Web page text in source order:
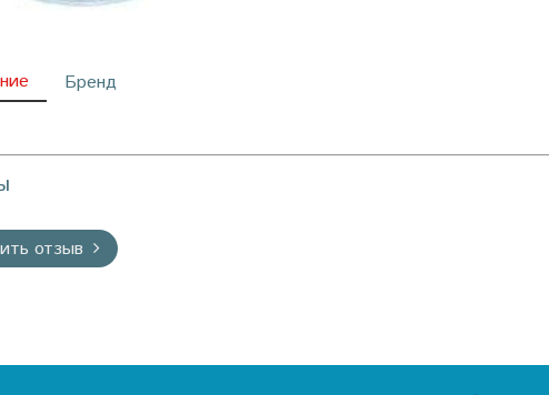
Бренд
отзыв